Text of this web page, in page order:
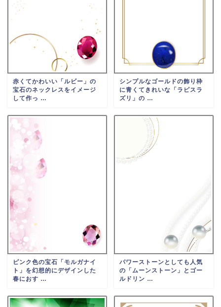
赤くてかわいい「ルビー」の
宝石のネックレスをイメージ
して作っ …
シンプルなゴールドの飾り枠
に青くてきれいな「ラピスラ
ズリ」の …
ピンク色の宝石「モルガナイ
ト」を幻想的にデザインした
春におす …
パワーストーンとしても人気
の「ムーンストーン」とゴー
ルドリン …